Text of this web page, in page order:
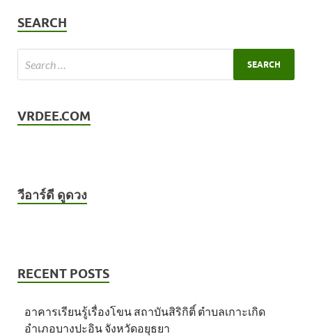
SEARCH
VRDEE.COM
วีอาร์ดี ดูดวง
RECENT POSTS
อาคารเรียนรู้เรื่องโขน สถาบันสิริกิติ์ ตำบลเกาะเกิด
อำเภอบางปะอิน จังหวัดอยุธยา